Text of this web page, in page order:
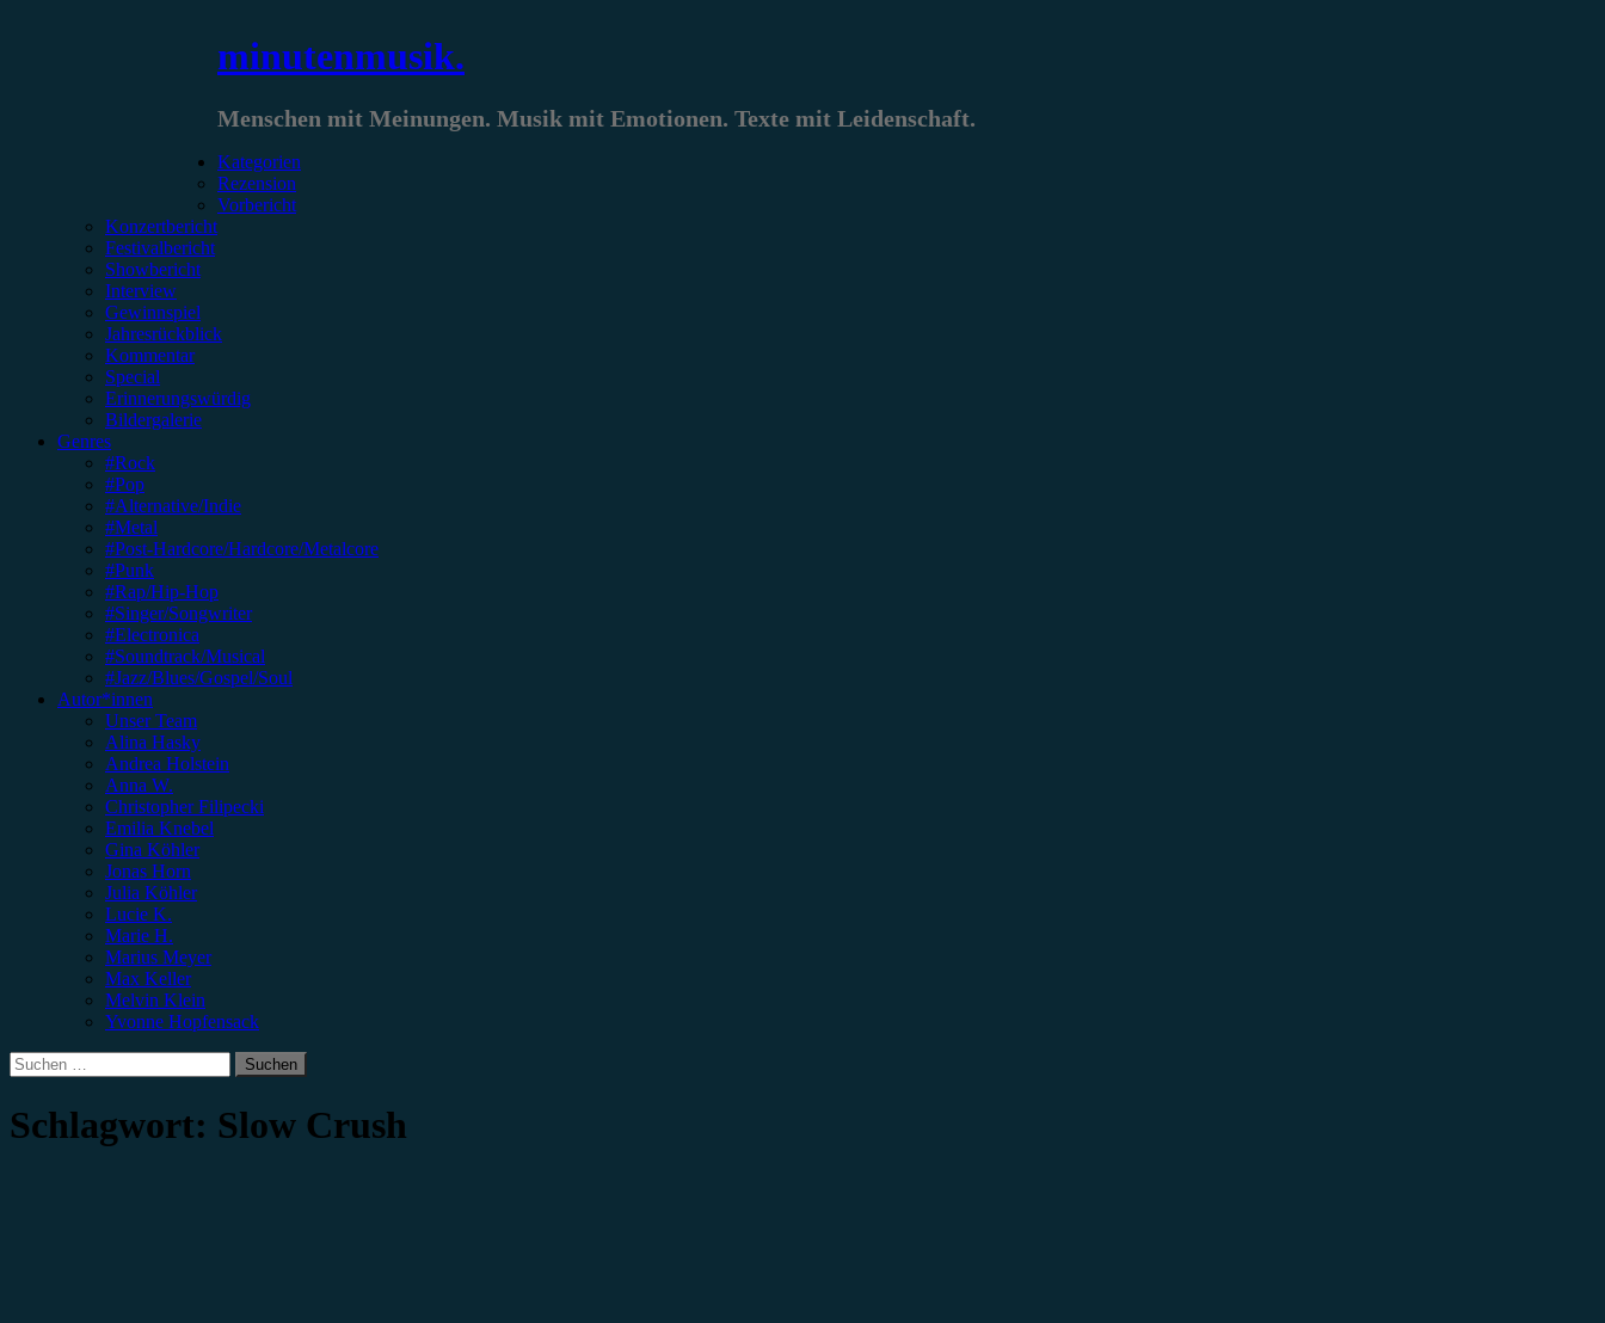
minutenmusik.
Menschen mit Meinungen. Musik mit Emotionen. Texte mit Leidenschaft.
Kategorien
Rezension
Vorbericht
Konzertbericht
Festivalbericht
Showbericht
Interview
Gewinnspiel
Jahresrückblick
Kommentar
Special
Erinnerungswürdig
Bildergalerie
Genres
#Rock
#Pop
#Alternative/Indie
#Metal
#Post-Hardcore/Hardcore/Metalcore
#Punk
#Rap/Hip-Hop
#Singer/Songwriter
#Electronica
#Soundtrack/Musical
#Jazz/Blues/Gospel/Soul
Autor*innen
Unser Team
Alina Hasky
Andrea Holstein
Anna W.
Christopher Filipecki
Emilia Knebel
Gina Köhler
Jonas Horn
Julia Köhler
Lucie K.
Marie H.
Marius Meyer
Max Keller
Melvin Klein
Yvonne Hopfensack
Suchen
nach:
Schlagwort: Slow Crush